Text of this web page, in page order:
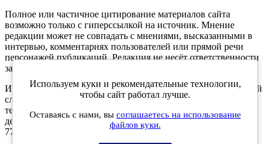
Полное или частичное цитирование материалов сайта
возможно только с гиперссылкой на источник. Мнение
редакции может не совпадать с мнениями, высказанными в
интервью, комментариях пользователей или прямой речи
персонажей публикаций. Редакция не несёт ответственности
за текст комментариев читателей.
Интернет-портал Kirov.online зарегистрирован в Федеральной
службе по надзору в сфере связи, информационных
технологий и массовых коммуникаций (Роскомнадзор) 5
декабря 2019 года. Регистрационный номер ЭЛ № ФС 77 -
77189.
Используем куки и рекомендательные технологии,
чтобы сайт работал лучше.
Оставаясь с нами, вы соглашаетесь на использование
файлов куки.